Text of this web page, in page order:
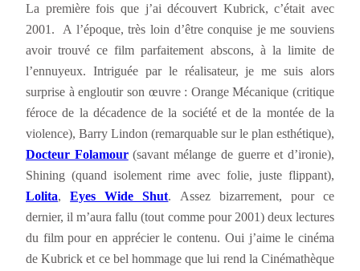
La première fois que j’ai découvert Kubrick, c’était avec
2001. A l’époque, très loin d’être conquise je me souviens
avoir trouvé ce film parfaitement abscons, à la limite de
l’ennuyeux. Intriguée par le réalisateur, je me suis alors
surprise à engloutir son œuvre : Orange Mécanique (critique
féroce de la décadence de la société et de la montée de la
violence), Barry Lindon (remarquable sur le plan esthétique),
Docteur Folamour(savant mélange de guerre et d’ironie),
Shining (quand isolement rime avec folie, juste flippant),
Lolita,Eyes Wide Shut. Assez bizarrement, pour ce
dernier, il m’aura fallu (tout comme pour 2001) deux lectures
du film pour en apprécier le contenu. Oui j’aime le cinéma
de Kubrick et ce bel hommage que lui rend la Cinémathèque